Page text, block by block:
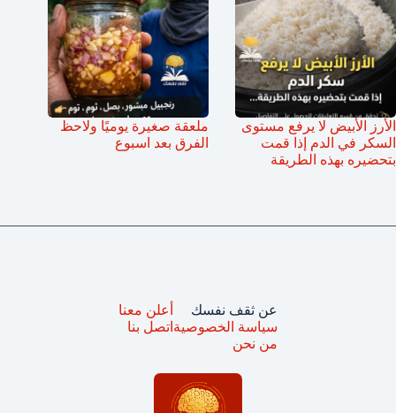
الأرز الأبيض لا يرفع مستوى
السكر في الدم إذا قمت
بتحضيره بهذه الطريقة
ملعقة صغيرة يوميًا ولاحظ
الفرق بعد اسبوع
عن ثقف نفسك
سياسة الخصوصية
من نحن
أعلن معنا
اتصل بنا